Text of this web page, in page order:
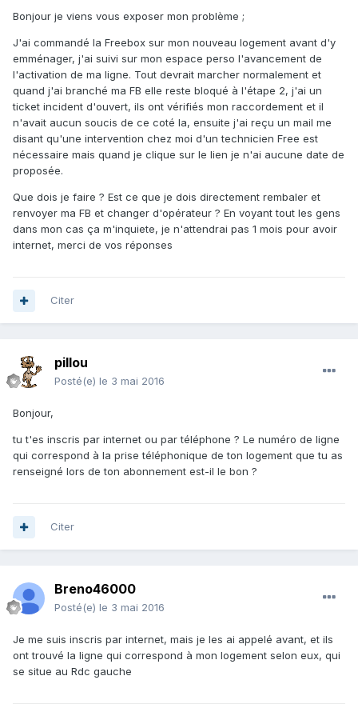
Bonjour je viens vous exposer mon problème ;
J'ai commandé la Freebox sur mon nouveau logement avant d'y
emménager, j'ai suivi sur mon espace perso l'avancement de
l'activation de ma ligne. Tout devrait marcher normalement et
quand j'ai branché ma FB elle reste bloqué à l'étape 2, j'ai un
ticket incident d'ouvert, ils ont vérifiés mon raccordement et il
n'avait aucun soucis de ce coté la, ensuite j'ai reçu un mail me
disant qu'une intervention chez moi d'un technicien Free est
nécessaire mais quand je clique sur le lien je n'ai aucune date de
proposée.
Que dois je faire ? Est ce que je dois directement rembaler et
renvoyer ma FB et changer d'opérateur ? En voyant tout les gens
dans mon cas ça m'inquiete, je n'attendrai pas 1 mois pour avoir
internet, merci de vos réponses
Citer
pillou
Posté(e) le 3 mai 2016
Bonjour,
tu t'es inscris par internet ou par téléphone ? Le numéro de ligne
qui correspond à la prise téléphonique de ton logement que tu as
renseigné lors de ton abonnement est-il le bon ?
Citer
Breno46000
Posté(e) le 3 mai 2016
Je me suis inscris par internet, mais je les ai appelé avant, et ils
ont trouvé la ligne qui correspond à mon logement selon eux, qui
se situe au Rdc gauche